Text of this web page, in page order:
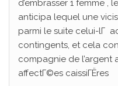
d’embrasser 1 femme ,
anticipa lequel une
parmi le suite celui-lГ
contingents, et cela
compagnie de l’argent
affectГ©es caissiГЁres